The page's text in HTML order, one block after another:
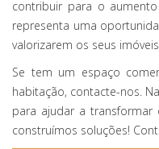
contribuir para o
representa uma
valorizarem os seus
Se tem um espaço
habitação, contacte-nos.
para ajudar a transformar
construímos soluções!